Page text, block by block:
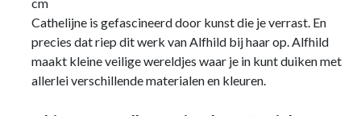
Cathelijne is gefascineerd door kunst die je verrast. En
precies dat riep dit werk van Alfhild bij haar op. Alfhild
maakt kleine veilige wereldjes waar je in kunt duiken met
allerlei verschillende materialen en kleuren.